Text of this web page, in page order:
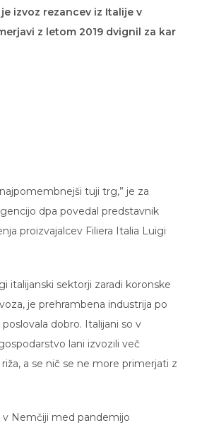
izvoz rezancev iz Italije v
z letom 2019 dvignil za kar
tuji trg,” je za
dpa povedal predstavnik
proizvajalcev Filiera Italia Luigi
italijanski sektorji zaradi koronske
je prehrambena industrija po
dobro. Italijani so v
lani izvozili več
riža, a se nič se ne more primerjati z
v Nemčiji med pandemijo